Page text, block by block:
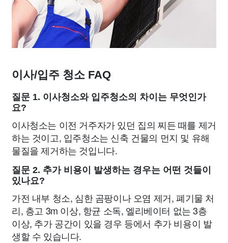
이사/입주 청소 FAQ
질문 1. 이사청소와 입주청소의 차이는 무엇인가
요?
이사청소는 이전 거주자가 있던 집의 찌든 때를 제거
하는 것이고, 입주청소는 신축 건물의 먼지 및 유해
물질을 제거하는 것입니다.
질문 2. 추가 비용이 발생하는 경우는 어떤 것들이
있나요?
가전 내부 청소, 심한 곰팡이나 오염 제거, 폐기물 처
리, 층고 3m 이상, 항균 소독, 엘리베이터 없는 3층
이상, 추가 공간이 있을 경우 등에서 추가 비용이 발
생할 수 있습니다.